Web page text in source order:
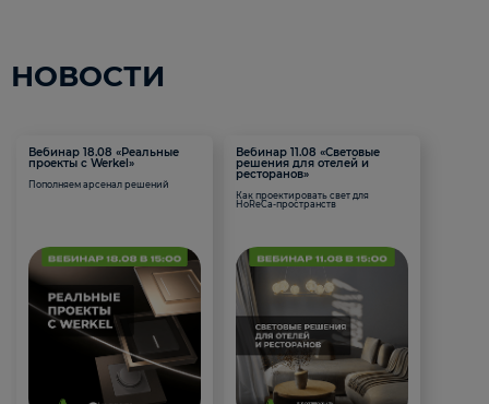
НОВОСТИ
Вебинар 18.08 «Реальные
проекты с Werkel»
Пополняем арсенал решений
Вебинар 11.08 «Световые
решения для отелей и
ресторанов»
Как проектировать свет для
HoReCa-пространств